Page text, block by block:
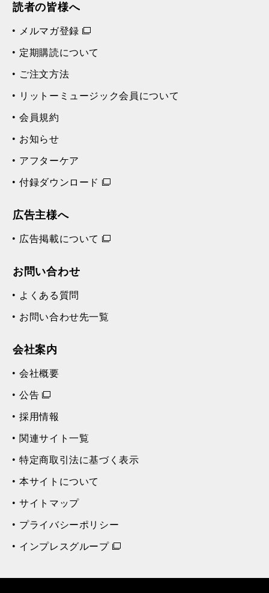
読者の皆様へ
メルマガ登録
定期購読について
ご注文方法
リットーミュージック会員について
会員規約
お知らせ
アフターケア
付録ダウンロード
広告主様へ
広告掲載について
お問い合わせ
よくある質問
お問い合わせ先一覧
会社案内
会社概要
公告
採用情報
関連サイト一覧
特定商取引法に基づく表示
本サイトについて
サイトマップ
プライバシーポリシー
インプレスグループ